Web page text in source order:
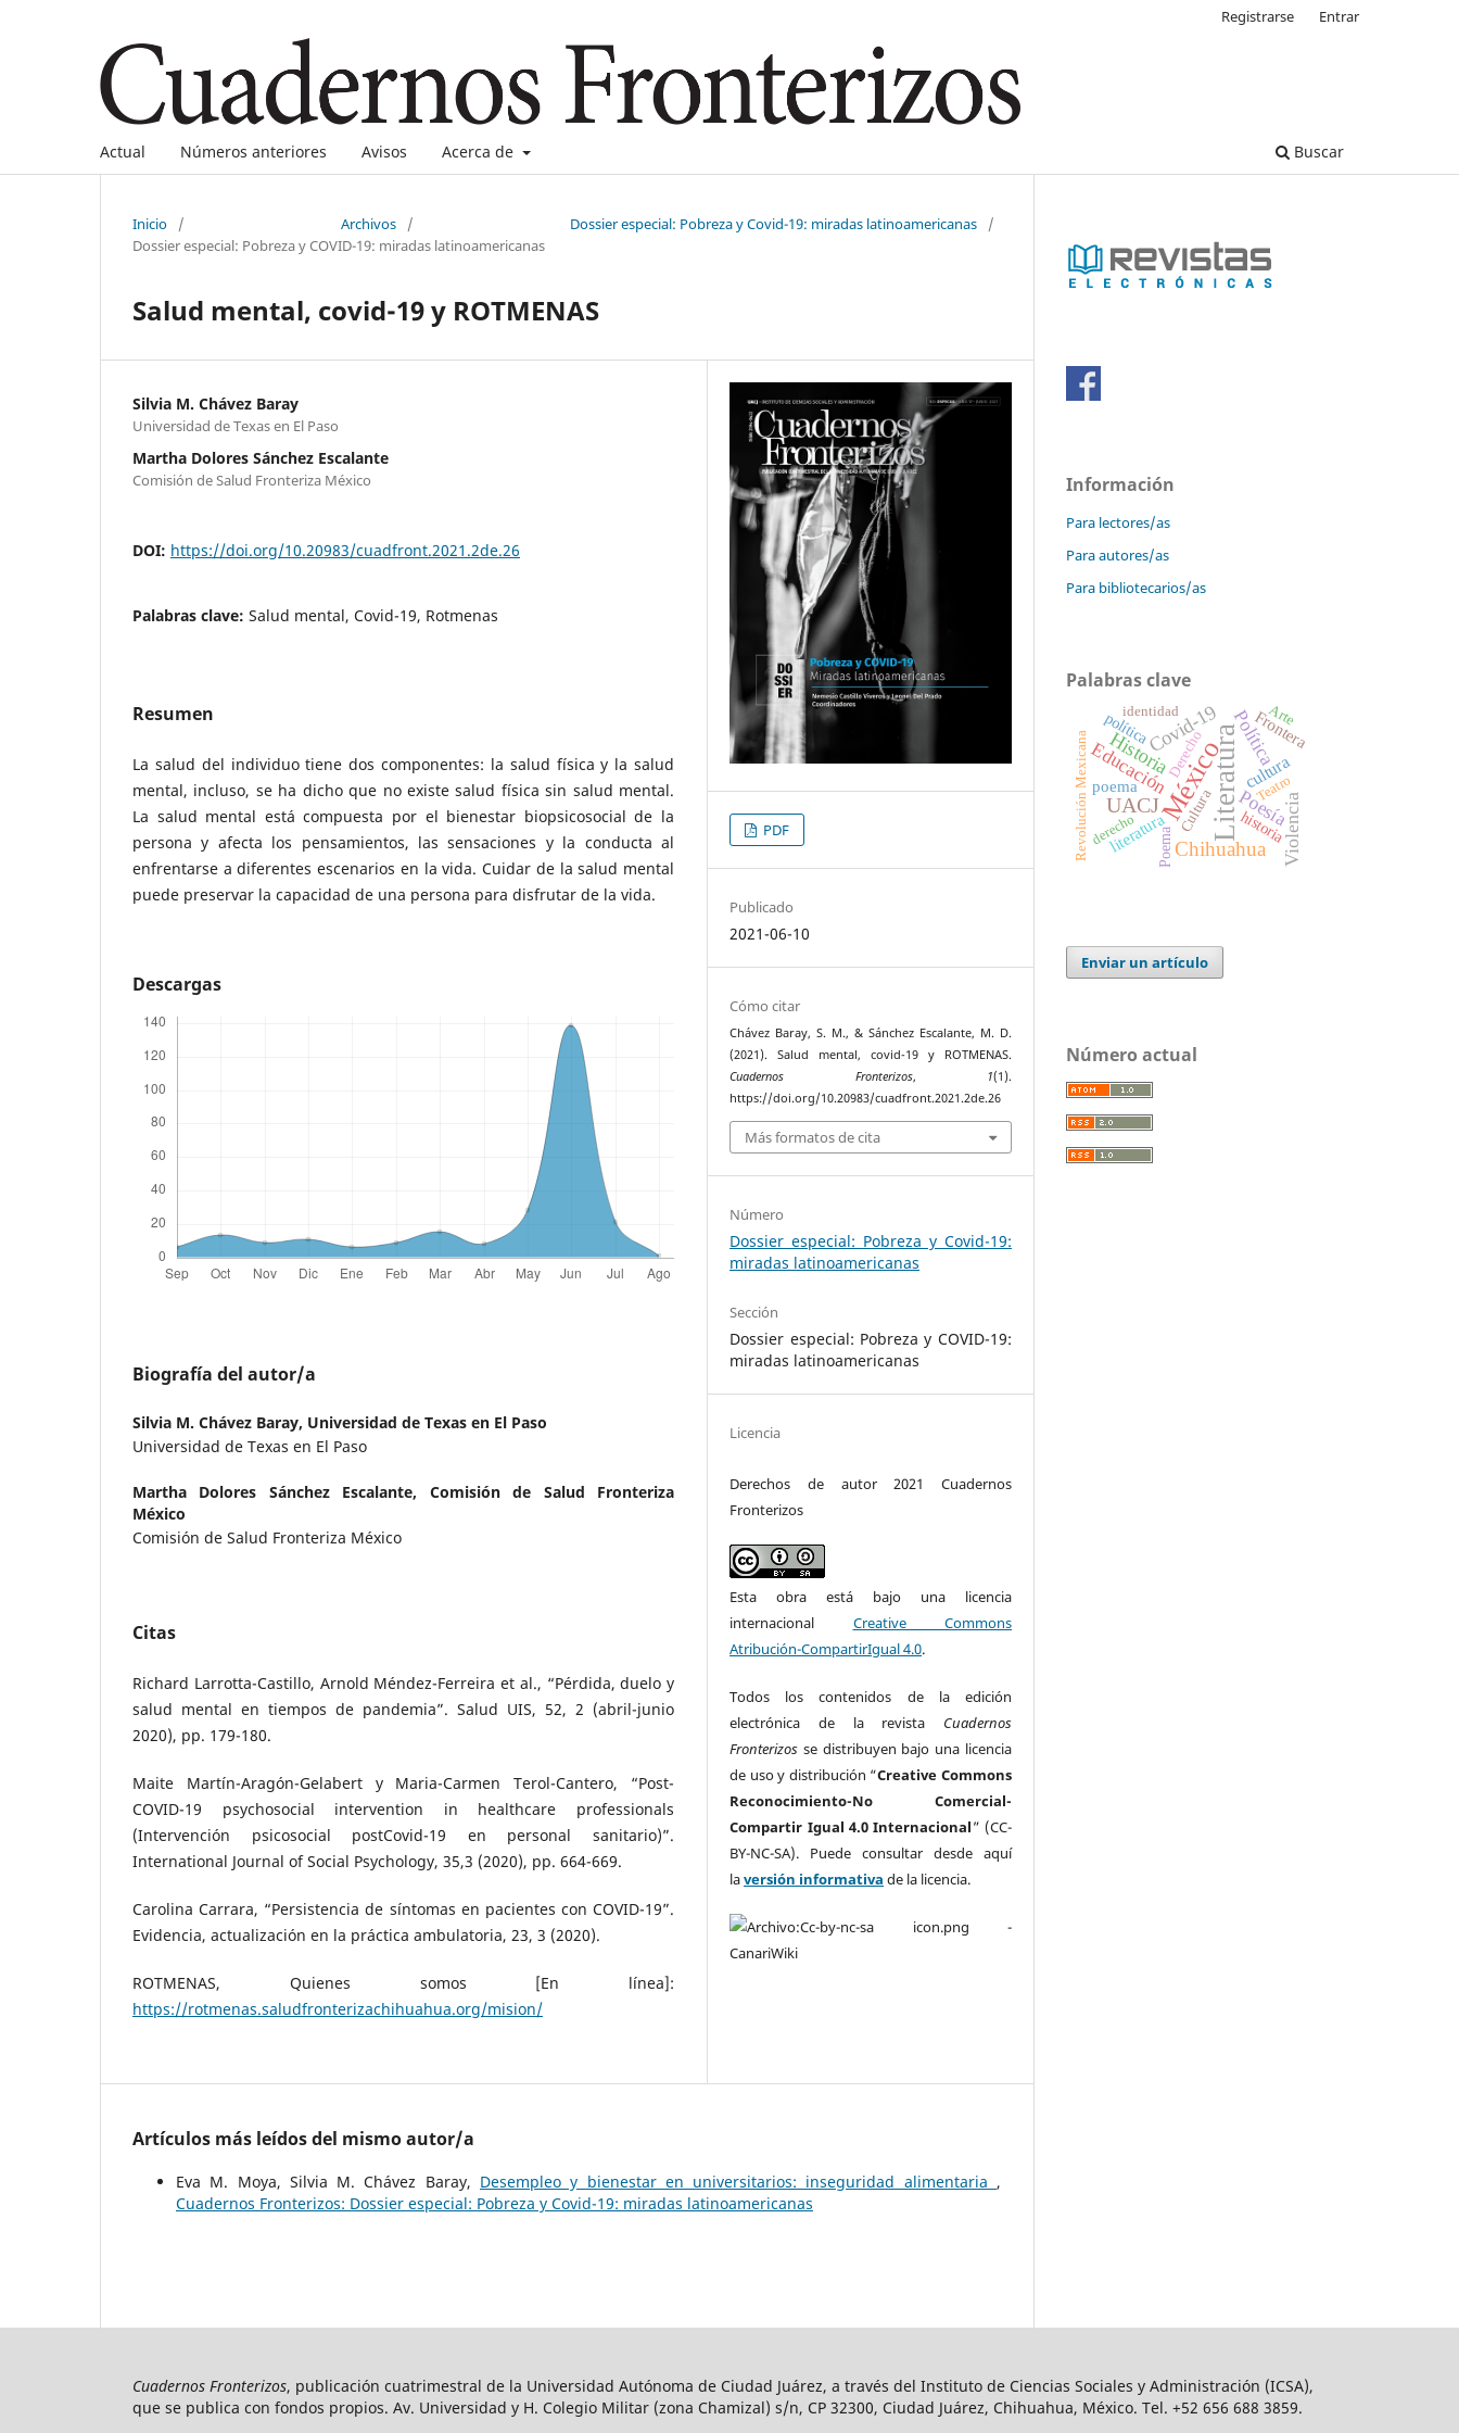
Actual Números anteriores Avisos Acerca de Buscar
Registrarse Entrar
Inicio / Archivos / Dossier especial: Pobreza y Covid-19: miradas latinoamericanas
/
Dossier especial: Pobreza y COVID-19: miradas latinoamericanas
Salud mental, covid-19 y ROTMENAS
Silvia M. Chávez Baray
Universidad de Texas en El Paso
Martha Dolores Sánchez Escalante
Comisión de Salud Fronteriza México
DOI: https://doi.org/10.20983/cuadfront.2021.2de.26
Palabras clave: Salud mental, Covid-19, Rotmenas
Resumen
La salud del individuo tiene dos componentes: la salud física y la salud
mental, incluso, se ha dicho que no existe salud física sin salud mental.
La salud mental está compuesta por el bienestar biopsicosocial de la
persona y afecta los pensamientos, las sensaciones y la conducta al
enfrentarse a diferentes escenarios en la vida. Cuidar de la salud mental
puede preservar la capacidad de una persona para disfrutar de la vida.
Descargas
Biografía del autor/a
Silvia M. Chávez Baray, Universidad de Texas en El Paso
Universidad de Texas en El Paso
Martha Dolores Sánchez Escalante, Comisión de Salud Fronteriza
México
Comisión de Salud Fronteriza México
Citas
Richard Larrotta-Castillo, Arnold Méndez-Ferreira et al., “Pérdida, duelo y
salud mental en tiempos de pandemia”. Salud UIS, 52, 2 (abril-junio
2020), pp. 179-180.
Maite Martín-Aragón-Gelabert y Maria-Carmen Terol-Cantero, “Post-
COVID-19 psychosocial intervention in healthcare professionals
(Intervención psicosocial postCovid-19 en personal sanitario)”.
International Journal of Social Psychology, 35,3 (2020), pp. 664-669.
Carolina Carrara, “Persistencia de síntomas en pacientes con COVID-19”.
Evidencia, actualización en la práctica ambulatoria, 23, 3 (2020).
ROTMENAS, Quienes somos [En línea]:
https://rotmenas.saludfronterizachihuahua.org/mision/
PDF
Publicado
2021-06-10
Cómo citar
Chávez Baray, S. M., & Sánchez Escalante, M. D.
(2021). Salud mental, covid-19 y ROTMENAS.
Cuadernos Fronterizos, 1(1).
https://doi.org/10.20983/cuadfront.2021.2de.26
Más formatos de cita
Número
Dossier especial: Pobreza y Covid-19:
miradas latinoamericanas
Sección
Dossier especial: Pobreza y COVID-19:
miradas latinoamericanas
Licencia
Derechos de autor 2021 Cuadernos
Fronterizos
Esta obra está bajo una licencia
internacional Creative Commons
Atribución-CompartirIgual 4.0.
Todos los contenidos de la edición
electrónica de la revista Cuadernos
Fronterizos se distribuyen bajo una licencia
de uso y distribución “Creative Commons
Reconocimiento-No Comercial-
Compartir Igual 4.0 Internacional” (CC-
BY-NC-SA). Puede consultar desde aquí
laversión informativa de la licencia.
Artículos más leídos del mismo autor/a
Eva M. Moya, Silvia M. Chávez Baray, Desempleo y bienestar en universitarios: inseguridad alimentaria ,
Cuadernos Fronterizos: Dossier especial: Pobreza y Covid-19: miradas latinoamericanas
Información
Para lectores/as
Para autores/as
Para bibliotecarios/as
Palabras clave
Literatura
México
UACJ
Chihuahua
HistoriaCovid-19
PoesíaViolencia
Educación Política
cultura
poema
Frontera
literatura
política
historia
Cultura
Poema
Arte
Derecho
derecho
Teatro
identidad
Revolución Mexicana
Enviar un artículo
Número actual
Cuadernos Fronterizos, publicación cuatrimestral de la Universidad Autónoma de Ciudad Juárez, a través del Instituto de Ciencias Sociales y Administración (ICSA),
que se publica con fondos propios. Av. Universidad y H. Colegio Militar (zona Chamizal) s/n, CP 32300, Ciudad Juárez, Chihuahua, México. Tel. +52 656 688 3859.